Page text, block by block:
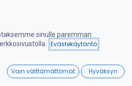
Suosituimmat
Wishlist
sinulle paremman
Evästekäytäntö
Vain välttämättömät Hyväksyn